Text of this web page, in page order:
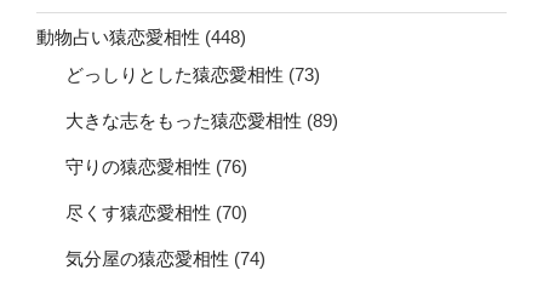
動物占い猿恋愛相性 (448)
どっしりとした猿恋愛相性 (73)
大きな志をもった猿恋愛相性 (89)
守りの猿恋愛相性 (76)
尽くす猿恋愛相性 (70)
気分屋の猿恋愛相性 (74)